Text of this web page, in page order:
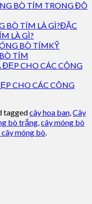
BÒ TÍM TRONG ĐÔ
ĐẶC
LÀ GÌ?
KỸ
TÍM
CHO CÁC CÔNG
taggedcây hoa ban,Cây
bò trắng,cây móng bò
móng bò.